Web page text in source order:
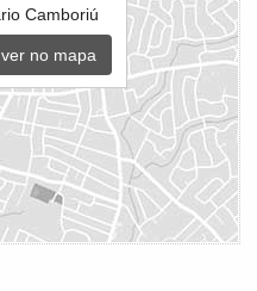
Camboriú
no mapa